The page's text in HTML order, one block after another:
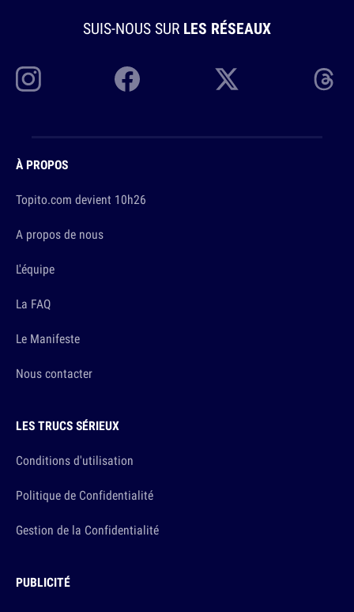
SUIS-NOUS SUR LES RÉSEAUX
À PROPOS
Topito.com devient 10h26
A propos de nous
L'équipe
La FAQ
Le Manifeste
Nous contacter
LES TRUCS SÉRIEUX
Conditions d'utilisation
Politique de Confidentialité
Gestion de la Confidentialité
PUBLICITÉ